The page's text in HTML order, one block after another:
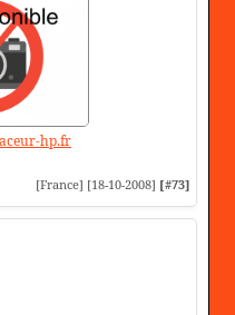
hp.fr
[France] [18-10-2008] [#73]